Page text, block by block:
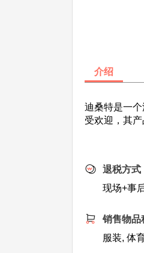
介绍
迪桑特是一
受欢迎，其
退税方式
现场+事
销售物品
服装, 体